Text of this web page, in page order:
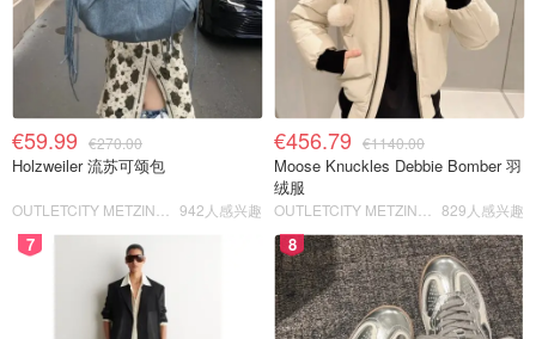
€59.99 €270.00
Holzweiler 流苏可颂包
942人感兴趣
€456.79 €1140.00
Moose Knuckles Debbie Bomber 羽
绒服
829人感兴趣
7 8